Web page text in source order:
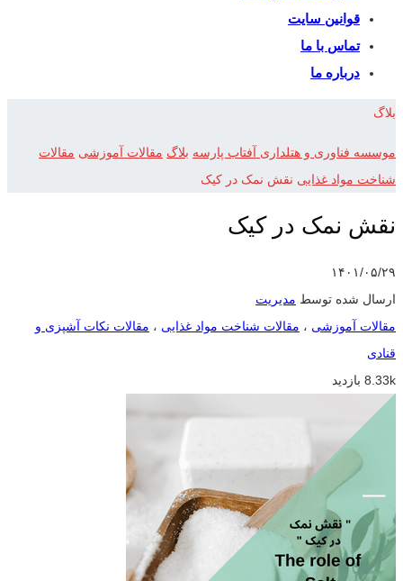
قوانین سایت
تماس با ما
درباره ما
بلاگ
موسسه فناوری و هتلداری آفتاب پارسه بلاگ مقالات آموزشی مقالات
شناخت مواد غذایی نقش نمک در کیک
نقش نمک در کیک
۱۴۰۱/۰۵/۲۹
ارسال شده توسط مدیریت
مقالات آموزشی ، مقالات شناخت مواد غذایی ، مقالات نکات آشپزی و
قنادی
8.33k بازدید